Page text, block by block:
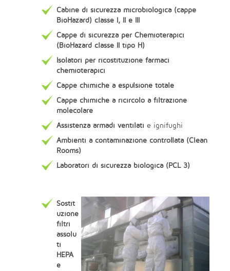
Cabine di sicurezza microbiologica (cappe
BioHazard) classe I, II e III
Cappe di sicurezza per Chemioterapici
(BioHazard classe II tipo H)
Isolatori per ricostituzione farmaci
chemioterapici
Cappe chimiche a espulsione totale
Cappe chimiche a ricircolo a filtrazione
molecolare
Assistenza armadi ventilati e ignifughi
Ambienti a contaminazione controllata (Clean
Rooms)
Laboratori di sicurezza biologica (PCL 3)
Sostit
uzione
filtri
assolu
ti
HEPA
e